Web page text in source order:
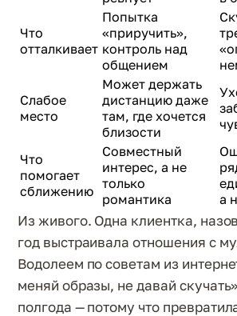
Что
отталкивает
Попытка
«приручить»,
контроль над
общением
Слабое
место
Может держать
дистанцию даже
там, где хочется
близости
Что
помогает
сближению
Совместный
интерес, а не
только
романтика
а
Из живого. Одна клиентка,
год выстраивала отношения с
Водолеем по советам из
меняй образы, не давай
полгода — потому что